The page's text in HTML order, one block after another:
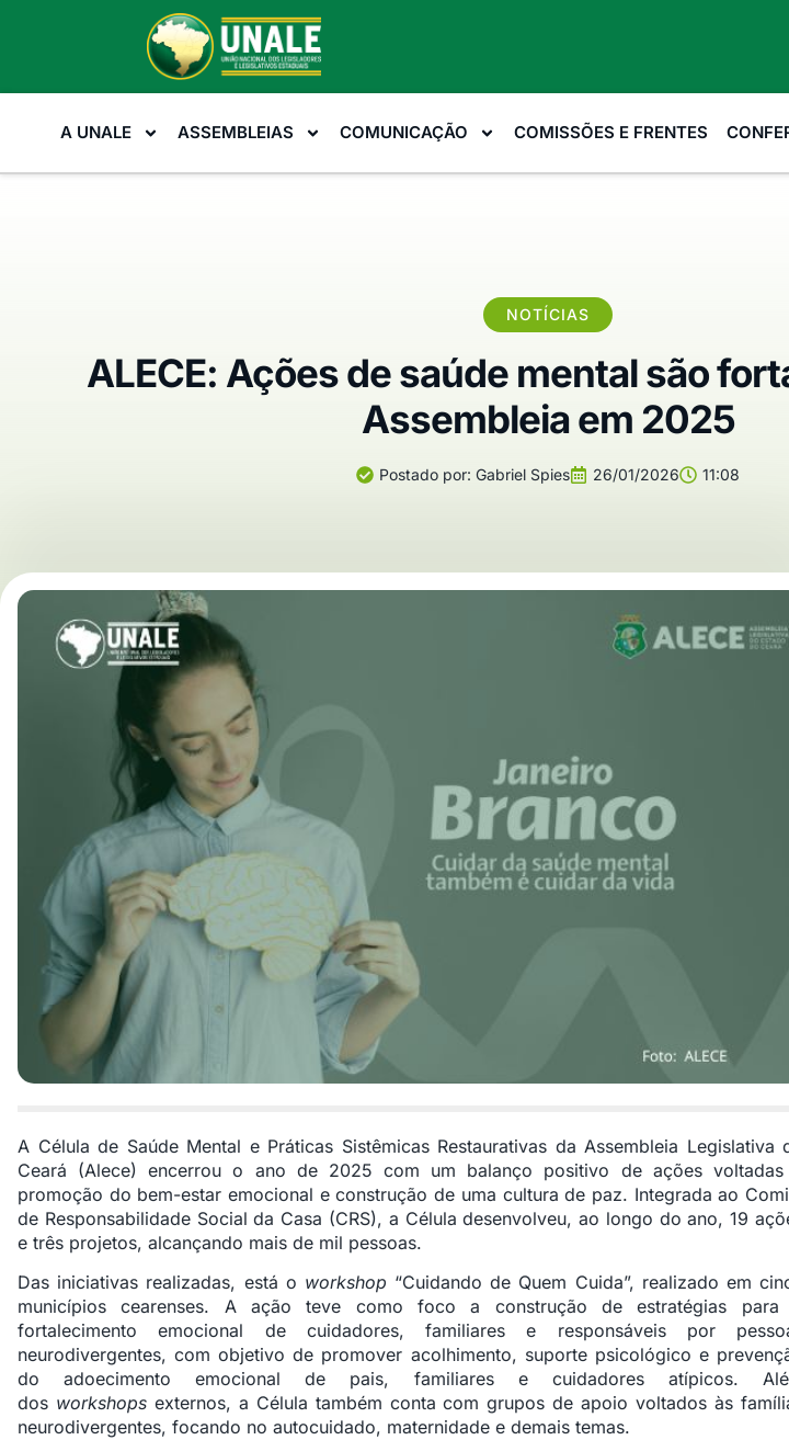
A UNALE ASSEMBLEIAS COMUNICAÇÃO COMISSÕES E FRENTES
NOTÍCIAS
ALECE: Ações de saúde mental são
Assembleia em 2025
Postado por: Gabriel Spies 26/01/2026 11:08
A Célula de Saúde Mental e Práticas Sistêmicas Restaurativas da Assembleia Legislativa
Ceará (Alece) encerrou o ano de 2025 com um balanço positivo de ações
promoção do bem-estar emocional e construção de uma cultura de paz. Integrada ao
de Responsabilidade Social da Casa (CRS), a Célula desenvolveu, ao longo do ano, 19
e três projetos, alcançando mais de mil pessoas.
Das iniciativas realizadas, está o workshop “Cuidando de Quem Cuida”, realizado em
municípios cearenses. A ação teve como foco a construção de estratégias para
fortalecimento emocional de cuidadores, familiares e responsáveis por
neurodivergentes, com objetivo de promover acolhimento, suporte psicológico e
do adoecimento emocional de pais, familiares e cuidadores atípicos.
dos workshopsexternos, a Célula também conta com grupos de apoio voltados às
neurodivergentes, focando no autocuidado, maternidade e demais temas.